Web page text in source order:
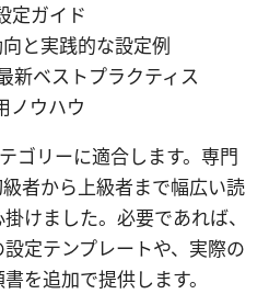
定ガイド
と実践的な設定例
新ベストプラクティス
ノウハウ
ゴリーに適合します。専門
者から上級者まで幅広い読
けました。必要であれば、
定テンプレートや、実際の
を追加で提供します。